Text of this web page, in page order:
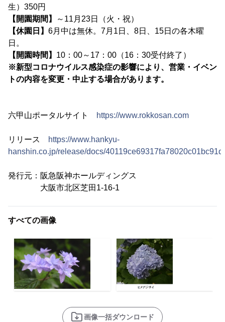
生）350円
【開園期間】
～11月23日（火・祝）
【休園日】 6月中は無休。7月1日、8日、15日の各木曜
日。
【開園時間】 10：00～17：00（16：30受付終了）
※新型コロナウイルス感染症の影響により、営業・イベン
トの内容を変更・中止する場合があります。
六甲山ポータルサイト https://www.rokkosan.com
リリース
https://www.hankyu-
hanshin.co.jp/release/docs/
発行元：阪急阪神ホールディングス
大阪市北区芝田1-16-1
すべての画像
画像一括ダウンロード